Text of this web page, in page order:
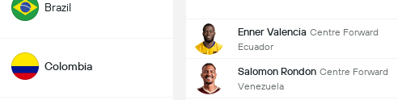
Brazil
Colombia
Enner Valencia Centre Forward
Ecuador
Salomon Rondon Centre Forward
Venezuela